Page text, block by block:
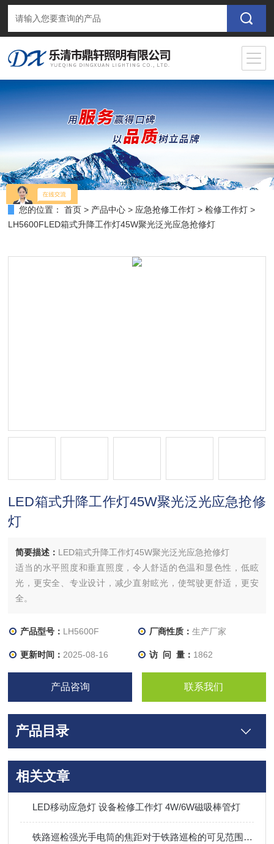
您的位置： 首页 > 产品中心 > 应急抢修工作灯 >检修工作灯 >
LH5600FLED箱式升降工作灯45W聚光泛光应急抢修灯
LED箱式升降工作灯45W聚光泛光应急抢修
灯
简要描述： LED箱式升降工作灯45W聚光泛光应急抢修灯
适当的水平照度和垂直照度，令人舒适的色温和显色性，低眩
光，更安全、专业设计，减少直射眩光，使驾驶更舒适，更安
全。
产品型号： LH5600F 厂商性质： 生产厂家
更新时间： 2025-08-16 访 问 量： 1862
产品咨询 联系我们
产品目录
相关文章
LED移动应急灯 设备检修工作灯 4W/6W磁吸棒管灯
铁路巡检强光手电筒的焦距对于铁路巡检的可见范围有何影响？